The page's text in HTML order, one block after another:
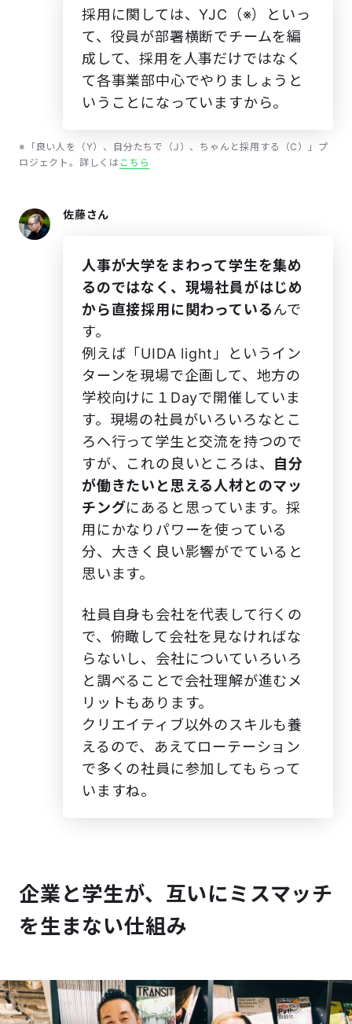
採用に関しては、YJC（※）といっ
て、役員が部署横断でチームを編
成して、採用を人事だけではなく
て各事業部中心でやりましょうと
いうことになっていますから。
※「良い人を（Y）、自分たちで（J）、ちゃんと採用する（C）」プ
ロジェクト。詳しくは こちら
佐藤さん
人事が大学をまわって学生を集め
るのではなく、現場社員がはじめ
から直接採用に関わっているんで
す。
例えば「UIDA light」というイン
ターンを現場で企画して、地方の
学校向けに１Dayで開催していま
す。現場の社員がいろいろなとこ
ろへ行って学生と交流を持つので
すが、これの良いところは、 自分
が働きたいと思える人材とのマッ
チングにあると思っています。採
用にかなりパワーを使っている
分、大きく良い影響がでていると
思います。
社員自身も会社を代表して行くの
で、俯瞰して会社を見なければな
らないし、会社についていろいろ
と調べることで会社理解が進むメ
リットもあります。
クリエイティブ以外のスキルも養
えるので、あえてローテーション
で多くの社員に参加してもらって
いますね。
企業と学生が、互いにミスマッチ
を生まない仕組み